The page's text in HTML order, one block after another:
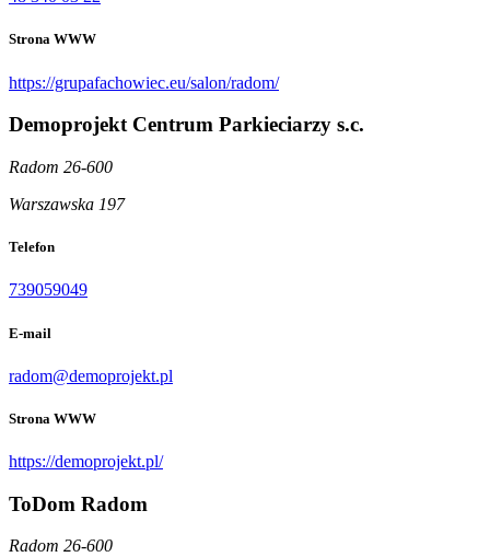
Strona WWW
https://grupafachowiec.eu/salon/radom/
Demoprojekt Centrum Parkieciarzy s.c.
Radom 26-600
Warszawska 197
Telefon
739059049
E-mail
radom@demoprojekt.pl
Strona WWW
https://demoprojekt.pl/
ToDom Radom
Radom 26-600